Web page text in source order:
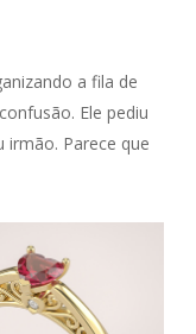
a fila de
Ele pediu
irmão. Parece que